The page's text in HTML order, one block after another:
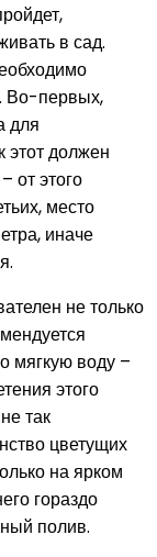
в сад.
Во-первых,
для
этот должен
от этого
место
иначе
не только
мягкую воду –
этого
так
цветущих
на ярком
гораздо
полив.